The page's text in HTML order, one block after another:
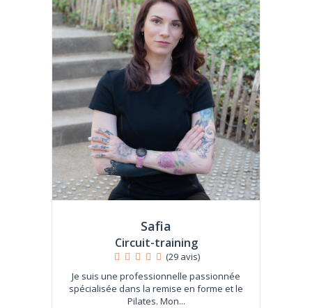
Safia
Circuit-training
(29 avis)
Je suis une professionnelle passionnée
spécialisée dans la remise en forme et le
Pilates. Mon...